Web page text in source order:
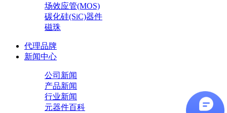
场效应管(MOS)
碳化硅(SiC)器件
磁珠
代理品牌
新闻中心
公司新闻
产品新闻
行业新闻
元器件百科